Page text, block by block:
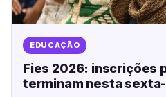
EDUCAÇÃO
Fies 2026: inscrições
terminam nesta